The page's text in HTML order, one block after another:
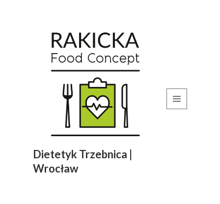
Dietetyk Trzebnica |
Wrocław